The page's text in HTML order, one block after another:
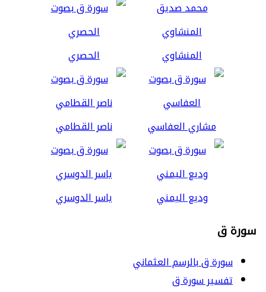
المنشاوي الحصري
مشاري العفاسي ناصر القطامي
وديع اليمني ياسر الدوسري
سورة ق
سورة ق بالرسم العثماني
تفسير سورة ق